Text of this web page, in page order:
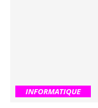
INFORMATIQUE